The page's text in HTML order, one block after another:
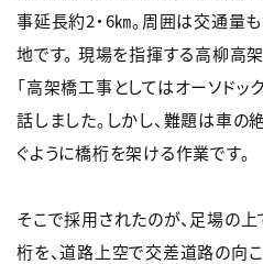
事延長約2・6㎞。周囲は交通量
地です。 現場を指揮する高柳高
「高架橋工事としてはオーソドッ
話しました。しかし、難題は車
ぐように橋桁を架ける作業です。
そこで採用されたのが、足場の
桁を、道路上空で交差道路の向